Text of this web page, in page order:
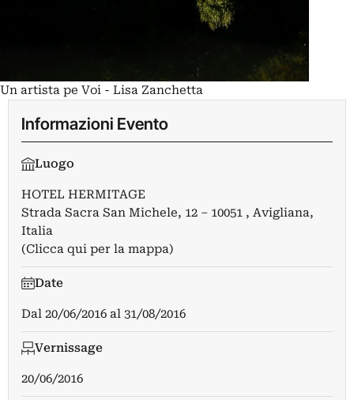
Un artista pe Voi - Lisa Zanchetta
Informazioni Evento
Luogo
HOTEL HERMITAGE
Strada Sacra San Michele, 12 – 10051 , Avigliana,
Italia
(Clicca qui per la mappa)
Date
Dal 20/06/2016 al 31/08/2016
Vernissage
20/06/2016